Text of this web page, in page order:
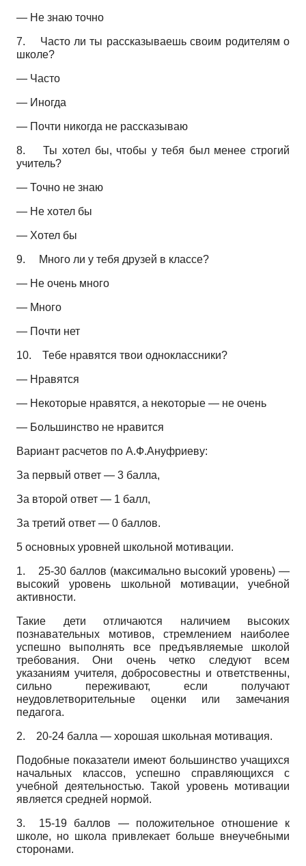
— Не знаю точно
7. Часто ли ты рассказываешь своим родителям о
школе?
— Часто
— Иногда
— Почти никогда не рассказываю
8.Ты хотел бы, чтобы у тебя был менее строгий
учитель?
— Точно не знаю
— Не хотел бы
— Хотел бы
9. Много ли у тебя друзей в классе?
— Не очень много
— Много
— Почти нет
10. Тебе нравятся твои одноклассники?
— Нравятся
— Некоторые нравятся, а некоторые — не очень
— Большинство не нравится
Вариант расчетов по А.Ф.Ануфриеву:
За первый ответ — 3 балла,
За второй ответ — 1 балл,
За третий ответ — 0 баллов.
5 основных уровней школьной мотивации.
1. 25-30 баллов (максимально высокий уровень) —
высокий уровень школьной мотивации, учебной
активности.
Такие дети отличаются наличием высоких
познавательных мотивов, стремлением наиболее
успешно выполнять все предъявляемые школой
требования. Они очень четко следуют всем
указаниям учителя, добросовестны и ответственны,
сильно переживают, если получают
неудовлетворительные оценки или замечания
педагога.
2. 20-24 балла — хорошая школьная мотивация.
Подобные показатели имеют большинство учащихся
начальных классов, успешно справляющихся с
учебной деятельностью. Такой уровень мотивации
является средней нормой.
3. 15-19 баллов — положительное отношение к
школе, но школа привлекает больше внеучебными
сторонами.